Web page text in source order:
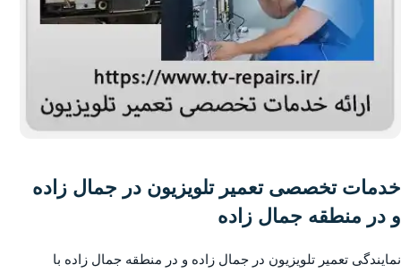
خدمات تخصصی تعمیر تلویزیون در جمال زاده
و در منطقه جمال زاده
نمایندگی تعمیر تلویزیون در جمال زاده و در منطقه جمال زاده با